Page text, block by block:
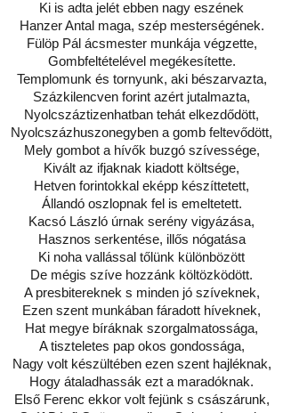
Ki is adta jelét ebben nagy eszének
Hanzer Antal maga, szép mesterségének.
Fülöp Pál ácsmester munkája végzette,
Gombfeltételével megékesítette.
Templomunk és tornyunk, aki bészarvazta,
Százkilencven forint azért jutalmazta,
Nyolcszáztizenhatban tehát elkezdődött,
Nyolcszázhuszonegyben a gomb feltevődött,
Mely gombot a hívők buzgó szívessége,
Kivált az ifjaknak kiadott költsége,
Hetven forintokkal eképp készíttetett,
Állandó oszlopnak fel is emeltetett.
Kacsó László úrnak serény vigyázása,
Hasznos serkentése, illős nógatása
Ki noha vallással tőlünk különbözött
De mégis szíve hozzánk költözködött.
A presbitereknek s minden jó szíveknek,
Ezen szent munkában fáradott híveknek,
Hat megye bíráknak szorgalmatossága,
A tiszteletes pap okos gondossága,
Nagy volt készültében ezen szent hajléknak,
Hogy átaladhassák ezt a maradóknak.
Első Ferenc ekkor volt fejünk s császárunk,